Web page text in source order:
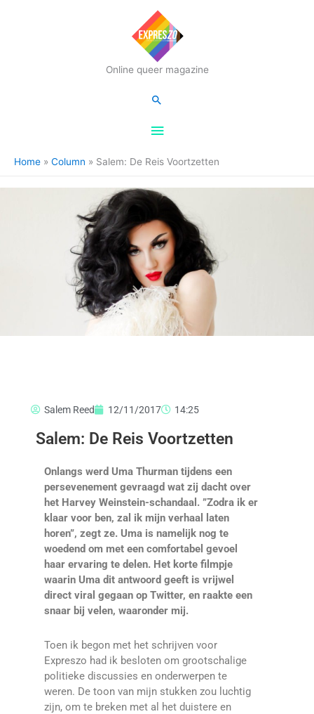
Online queer magazine
Hoofdmenu
Zoeken
Home Column Salem: De Reis Voortzetten
Salem Reed 12/11/2017 14:25
Salem: De Reis Voortzetten
Onlangs werd Uma Thurman tijdens een
persevenement gevraagd wat zij dacht over
het Harvey Weinstein-schandaal. ”Zodra ik er
klaar voor ben, zal ik mijn verhaal laten
horen”, zegt ze. Uma is namelijk nog te
woedend om met een comfortabel gevoel
haar ervaring te delen. Het korte filmpje
waarin Uma dit antwoord geeft is vrijwel
direct viral gegaan op Twitter, en raakte een
snaar bij velen, waaronder mij.
Toen ik begon met het schrijven voor
Expreszo had ik besloten om grootschalige
politieke discussies en onderwerpen te
weren. De toon van mijn stukken zou luchtig
zijn, om te breken met al het duistere en